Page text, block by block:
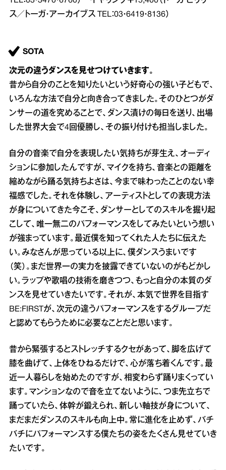
ス／トーガ・アーカイブス TEL：03・6419・8136）
SOTA
次元の違うダンスを見せつけていきます。
昔から自分のことを知りたいという好奇心の強い子どもで、
いろんな方法で自分と向き合ってきました。そのひとつがダ
ンサーの道を究めることで、ダンス漬けの毎日を送り、出場
した世界大会で4回優勝し、その振り付けも担当しました。
自分の音楽で自分を表現したい気持ちが芽生え、オーディ
ションに参加したんですが、マイクを持ち、音楽との距離を
縮めながら踊る気持ちよさは、今まで味わったことのない幸
福感でした。それを体験し、アーティストとしての表現方法
が身についてきた今こそ、ダンサーとしてのスキルを掘り起
こして、唯一無二のパフォーマンスをしてみたいという想い
が強まっています。最近僕を知ってくれた人たちに伝えた
い。みなさんが思っている以上に、僕ダンスうまいです
（笑）。まだ世界一の実力を披露できていないのがもどかし
い。ラップや歌唱の技術を磨きつつ、もっと自分の本質のダ
ンスを見せていきたいです。それが、本気で世界を目指す
BE:FIRSTが、次元の違うパフォーマンスをするグループだ
と認めてもらうために必要なことだと思います。
昔から緊張するとストレッチするクセがあって、脚を広げて
膝を曲げて、上体をひねるだけで、心が落ち着くんです。最
近一人暮らしを始めたのですが、相変わらず踊りまくってい
ます。マンションなので音を立てないように、つま先立ちで
踊っていたら、体幹が鍛えられ、新しい軸技が身について、
まだまだダンスのスキルも向上中。常に進化を止めず、バチ
バチにパフォーマンスする僕たちの姿をたくさん見せていき
たいです。